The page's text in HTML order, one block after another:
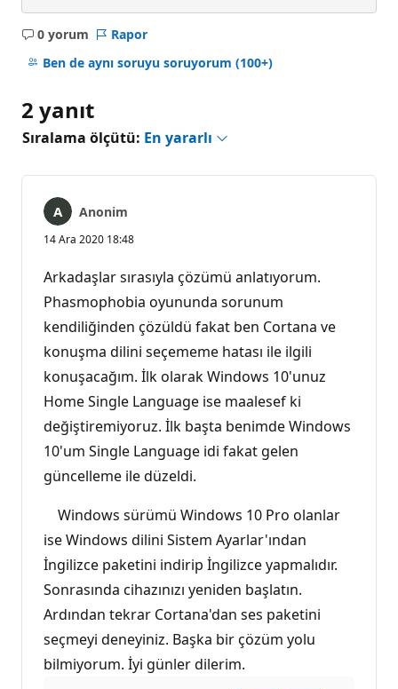
0 yorum
Açıklama
yok
Rapor
Ben de aynı soruyu soruyorum (100+)
2 yanıt
Sıralama ölçütü: En yararlı
Anonim
14 Ara 2020 18:48
Arkadaşlar sırasıyla çözümü anlatıyorum.
Phasmophobia oyununda sorunum
kendiliğinden çözüldü fakat ben Cortana ve
konuşma dilini seçememe hatası ile ilgili
konuşacağım. İlk olarak Windows 10'unuz
Home Single Language ise maalesef ki
değiştiremiyoruz. İlk başta benimde Windows
10'um Single Language idi fakat gelen
güncelleme ile düzeldi.
Windows sürümü Windows 10 Pro olanlar
ise Windows dilini Sistem Ayarlar'ından
İngilizce paketini indirip İngilizce yapmalıdır.
Sonrasında cihazınızı yeniden başlatın.
Ardından tekrar Cortana'dan ses paketini
seçmeyi deneyiniz. Başka bir çözüm yolu
bilmiyorum. İyi günler dilerim.